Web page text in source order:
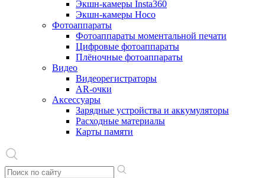
Экшн-камеры Insta360
Экшн-камеры Hoco
Фотоаппараты
Фотоаппараты моментальной печати
Цифровые фотоаппараты
Плёночные фотоаппараты
Видео
Видеорегистраторы
AR-очки
Аксессуары
Зарядные устройства и аккумуляторы
Расходные материалы
Карты памяти